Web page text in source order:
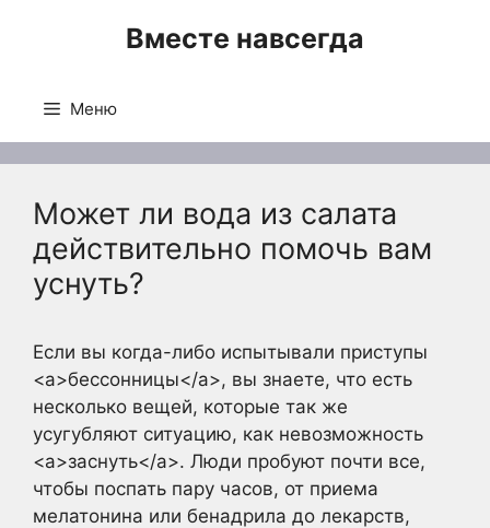
Вместе навсегда
Меню
Может ли вода из салата
действительно помочь вам
уснуть?
Если вы когда-либо испытывали приступы
<a>бессонницы</a>, вы знаете, что есть
несколько вещей, которые так же
усугубляют ситуацию, как невозможность
<a>заснуть</a>. Люди пробуют почти все,
чтобы поспать пару часов, от приема
мелатонина или бенадрила до лекарств,